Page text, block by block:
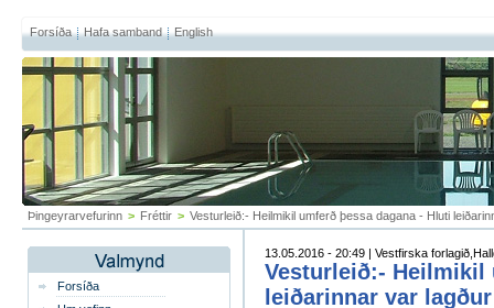
Forsíða Hafa samband English
Þingeyrarvefurinn > Fréttir > Vesturleið:- Heilmikil umferð þessa dagana - Hluti
Forsíða
13.05.2016 - 20:49 | Vestfirska
Vesturleið:- Heilmikil
leiðarinnar var